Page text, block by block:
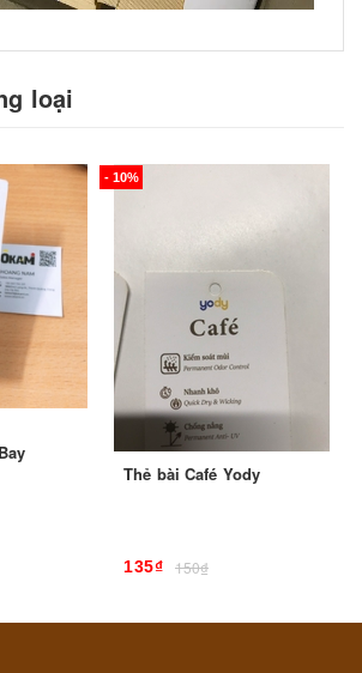
loại
- 10%
Thẻ bài Café Yody
135₫ 150₫